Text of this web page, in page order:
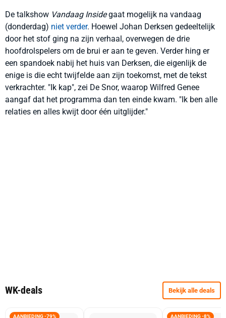
De talkshow Vandaag Insidegaat mogelijk na vandaag
(donderdag) niet verder. Hoewel Johan Derksen gedeeltelijk
door het stof ging na zijn verhaal, overwegen de drie
hoofdrolspelers om de brui er aan te geven. Verder hing er
een spandoek nabij het huis van Derksen, die eigenlijk de
enige is die echt twijfelde aan zijn toekomst, met de tekst
verkrachter. "Ik kap", zei De Snor, waarop Wilfred Genee
aangaf dat het programma dan ten einde kwam. "Ik ben alle
relaties en alles kwijt door één uitglijder."
WK-deals Bekijk alle deals
AANBIEDING -79% AANBIEDING -8%